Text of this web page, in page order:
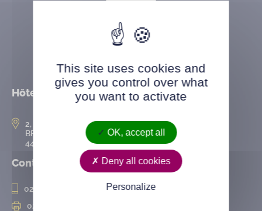
Hôtel de ville
2, rue de l’Hôtel-de-Ville
BP 50167
44802 Saint-Herblain cedex
Contact
02 28 25 20 00
02 28 25 20 10
This site uses cookies and
gives you control over what
you want to activate
OK, accept all
Deny all cookies
Personalize